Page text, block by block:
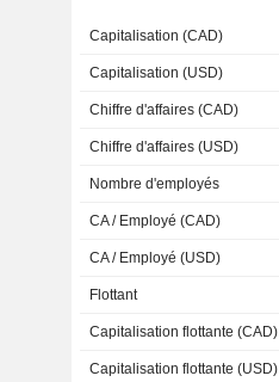
Capitalisation (CAD)
Capitalisation (USD)
Chiffre d'affaires (CAD)
Chiffre d'affaires (USD)
Nombre d'employés
CA / Employé (CAD)
CA / Employé (USD)
Flottant
Capitalisation flottante (CAD)
Capitalisation flottante (USD)